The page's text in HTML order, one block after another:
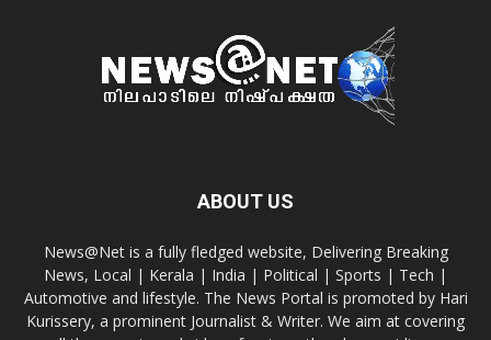
ABOUT US
News@Net is a fully fledged website, Delivering Breaking
News, Local | Kerala | India | Political | Sports | Tech |
Automotive and lifestyle. The News Portal is promoted by Hari
Kurissery, a prominent Journalist & Writer. We aim at covering